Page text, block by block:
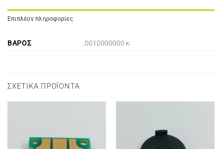
Επιπλέον πληροφορίες
ΒΆΡΟΣ ,0010000000 κ.
ΣΧΕΤΙΚΆ ΠΡΟΪΌΝΤΑ